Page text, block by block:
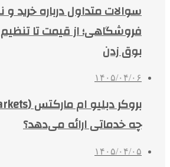
سوالات متداول درباره خرید
فروشگاهی؛ از قیمت تا
بوق زدن
۱۴۰۵/۰۴/۰۶
چه خدماتی ارائه می‌دهد؟
۱۴۰۵/۰۴/۰۵